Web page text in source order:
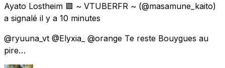
Ayato Lostheim 🟪 ~ VTUBERFR ~ (@masamune_kaito)
a signalé il y a 10 minutes
@ryuuna_vt @Elyxia_ @orange Te reste Bouygues au
pire…